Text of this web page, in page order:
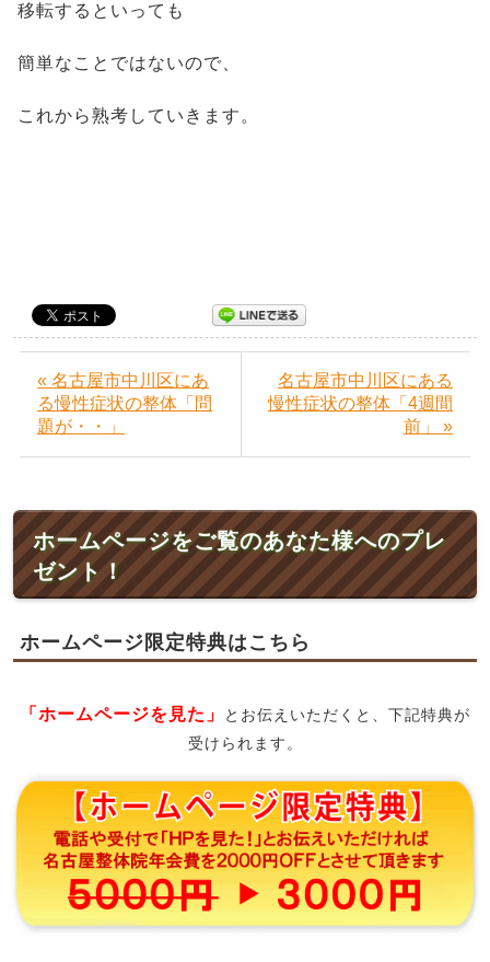
移転するといっても
簡単なことではないので、
これから熟考していきます。
« 名古屋市中川区にあ
る慢性症状の整体「問
題が・・」
名古屋市中川区にある
慢性症状の整体「4週間
前」 »
ホームページをご覧のあなた様へのプレ
ゼント！
ホームページ限定特典はこちら
「ホームページを見た」
とお伝えいただくと、下記特典が
受けられます。